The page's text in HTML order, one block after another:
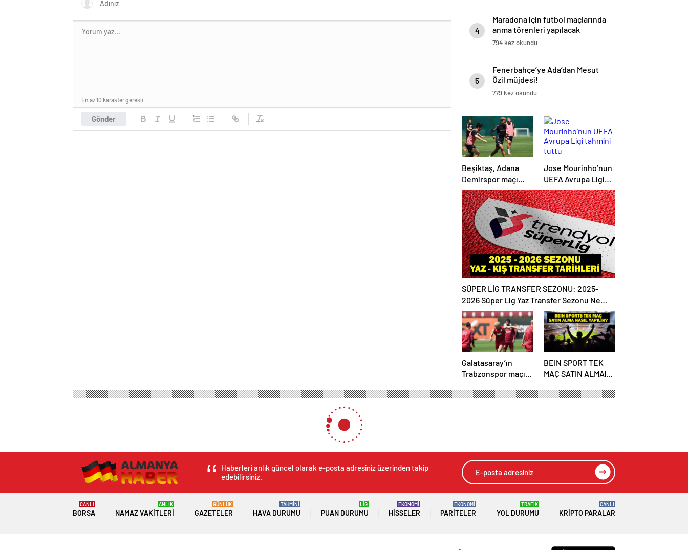
Gönder
En az 10 karakter gerekli
4
Maradona için futbol maçlarında
anma törenleri yapılacak
794 kez okundu
5
Fenerbahçe’ye Ada’dan Mesut
Özil müjdesi!
779 kez okundu
Beşiktaş, Adana
Demirspor maçı
hazırlıklarına devam
etti
Jose Mourinho’nun
UEFA Avrupa Ligi
tahmini tuttu
SÜPER LİG TRANSFER SEZONU: 2025-
2026 Süper Lig Yaz Transfer Sezonu Ne
Zaman Başlayacak? Kış Transfer Sezonu
Ne Zaman Başlayacak? TFF Açıkladı!
Galatasaray’ın
Trabzonspor maçı
BEIN SPORT TEK
MAÇ SATIN ALMA|
Fenerbahçe maçı
Haberleri anlık güncel olarak e-posta adresiniz üzerinden takip
edebilirsiniz.
BORSA
CANLI
NAMAZ VAKITLERI
ANLIK
GAZETELER
GÜNLÜK
HAVA DURUMU
TAHMİNİ
PUAN DURUMU
LİG
HISSELER
EKONOMİ
PARITELER
EKONOMİ
YOL DURUMU
TRAFİK
KRIPTO PARALAR
CANLI